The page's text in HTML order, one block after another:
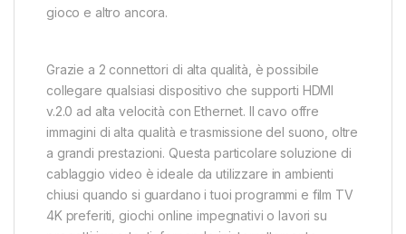
gioco e altro ancora.
Grazie a 2 connettori di alta qualità, è possibile
collegare qualsiasi dispositivo che supporti HDMI
v.2.0 ad alta velocità con Ethernet. Il cavo offre
immagini di alta qualità e trasmissione del suono, oltre
a grandi prestazioni. Questa particolare soluzione di
cablaggio video è ideale da utilizzare in ambienti
chiusi quando si guardano i tuoi programmi e film TV
4K preferiti, giochi online impegnativi o lavori su